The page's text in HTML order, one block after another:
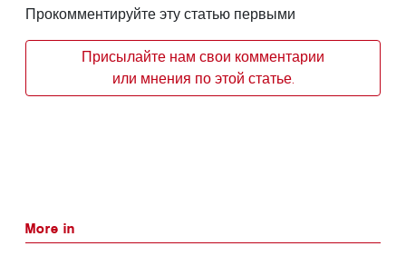
Прокомментируйте эту статью первыми
Присылайте нам свои комментарии
или мнения по этой статье.
More in